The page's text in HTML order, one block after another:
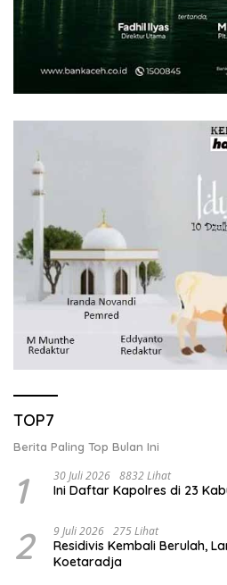
TOP7
Berita Paling Top Bulan Ini
1 30 Juli 2026 8832 Lihat
Ini Daftar Kapolres di 23
2 9 Juli 2026 275 Lihat
Residivis Kembali Berulah,
Koetaradja